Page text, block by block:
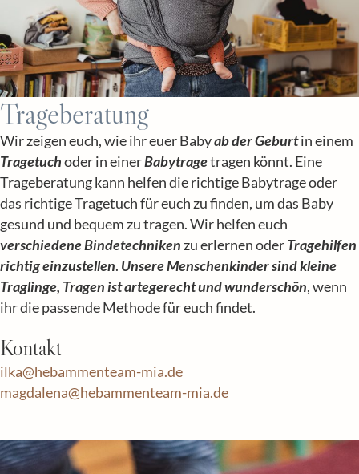
Trageberatung
Wir zeigen euch, wie ihr euer Babyab der Geburtin einem
Tragetuchoder in einerBabytragetragen könnt. Eine
Trageberatung kann helfen die richtige Babytrage oder
das richtige Tragetuch für euch zu finden, um das Baby
gesund und bequem zu tragen. Wir helfen euch
verschiedene Bindetechnikenzu erlernen oderTragehilfen
richtig einzustellen. Unsere Menschenkinder sind kleine
Traglinge, Tragen ist artegerecht und wunderschön, wenn
ihr die passende Methode für euch findet.
Kontakt
ilka@hebammenteam-mia.de
magdalena@hebammenteam-mia.de